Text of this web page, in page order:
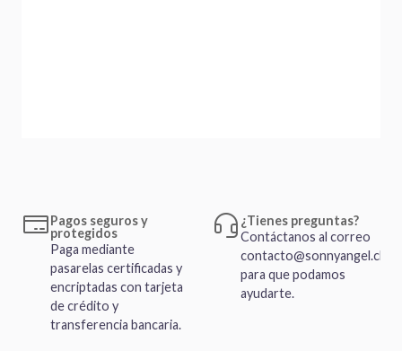
Pagos seguros y
protegidos
Paga mediante
pasarelas certificadas y
encriptadas con tarjeta
de crédito y
transferencia bancaria.
¿Tienes preguntas?
Contáctanos al correo
contacto@sonnyangel.cl
para que podamos
ayudarte.